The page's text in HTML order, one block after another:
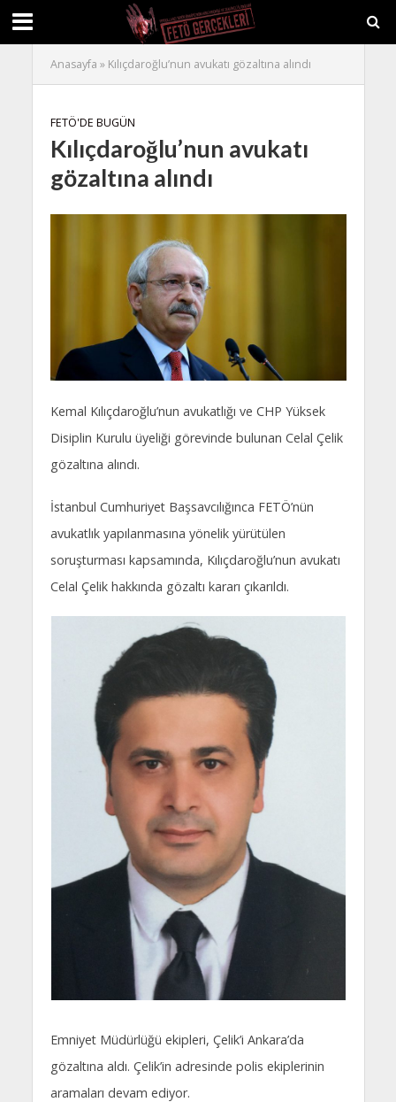
Anasayfa » Kılıçdaroğlu’nun avukatı gözaltına alındı
FETÖ'DE BUGÜN
Kılıçdaroğlu’nun avukatı
gözaltına alındı
Kemal Kılıçdaroğlu’nun avukatlığı ve CHP Yüksek
Disiplin Kurulu üyeliği görevinde bulunan Celal Çelik
gözaltına alındı.
İstanbul Cumhuriyet Başsavcılığınca FETÖ’nün
avukatlık yapılanmasına yönelik yürütülen
soruşturması kapsamında, Kılıçdaroğlu’nun avukatı
Celal Çelik hakkında gözaltı kararı çıkarıldı.
Emniyet Müdürlüğü ekipleri, Çelik’i Ankara’da
gözaltına aldı. Çelik’in adresinde polis ekiplerinin
aramaları devam ediyor.